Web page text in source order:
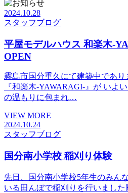
2024.10.28
スタッフブログ
平屋モデルハウス 和楽木-
OPEN
霧島市国分重久にて建築中であ
『和楽木-YAWARAGI-』が いよ
の温もりに包まれ…
VIEW MORE
2024.10.24
スタッフブログ
国分南小学校 稲刈り体験
先日、国分南小学校5年生のみん
いる田んぼで稲刈りを行いまし